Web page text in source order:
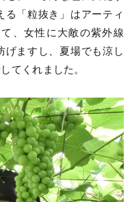
る「粒抜き」はアーティ
、女性に大敵の紫外線
げますし、夏場でも涼し
てくれました。